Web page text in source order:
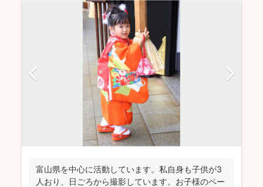
富山県を中心に活動しています。私自身も子供が3
人おり、日ごろから撮影しています。お子様のペー